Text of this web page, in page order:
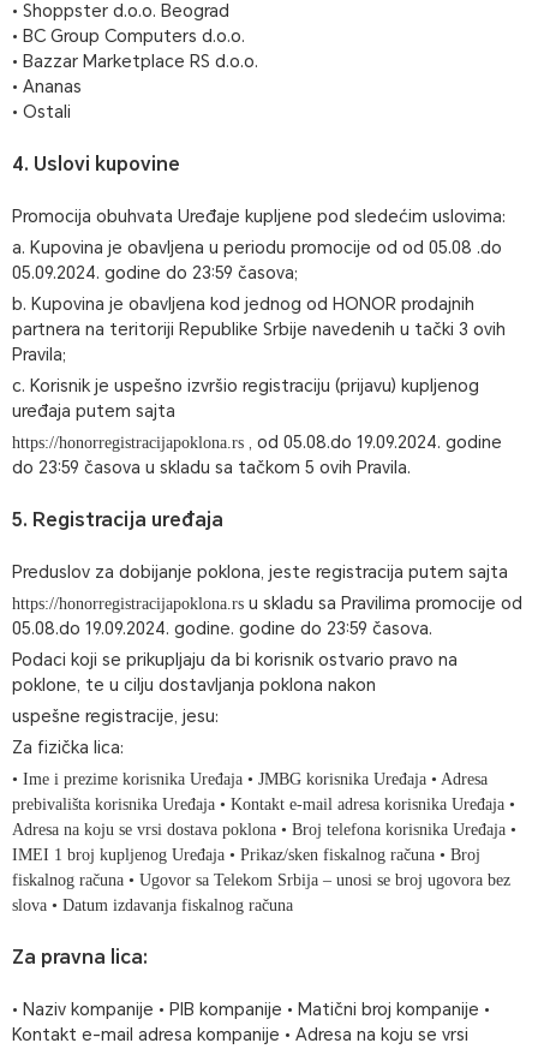
• Shoppster d.o.o. Beograd
• BC Group Computers d.o.o.
• Bazzar Marketplace RS d.o.o.
• Ananas
• Ostali
4. Uslovi kupovine
Promocija obuhvata Uređaje kupljene pod sledećim uslovima:
a. Kupovina je obavljena u periodu promocije od od 05.08 .do
05.09.2024. godine do 23:59 časova;
b. Kupovina je obavljena kod jednog od HONOR prodajnih
partnera na teritoriji Republike Srbije navedenih u tački 3 ovih
Pravila;
c. Korisnik je uspešno izvršio registraciju (prijavu) kupljenog
uređaja putem sajta
https://honorregistracijapoklona.rs , od 05.08.do 19.09.2024. godine
do 23:59 časova u skladu sa tačkom 5 ovih Pravila.
5. Registracija uređaja
Preduslov za dobijanje poklona, jeste registracija putem sajta
https://honorregistracijapoklona.rs u skladu sa Pravilima promocije od
05.08.do 19.09.2024. godine. godine do 23:59 časova.
Podaci koji se prikupljaju da bi korisnik ostvario pravo na
poklone, te u cilju dostavljanja poklona nakon
uspešne registracije, jesu:
Za fizička lica:
• Ime i prezime korisnika Uređaja • JMBG korisnika Uređaja • Adresa
prebivališta korisnika Uređaja • Kontakt e-mail adresa korisnika Uređaja •
Adresa na koju se vrsi dostava poklona • Broj telefona korisnika Uređaja •
IMEI 1 broj kupljenog Uređaja • Prikaz/sken fiskalnog računa • Broj
fiskalnog računa • Ugovor sa Telekom Srbija – unosi se broj ugovora bez
slova • Datum izdavanja fiskalnog računa
Za pravna lica:
• Naziv kompanije • PIB kompanije • Matični broj kompanije •
Kontakt e-mail adresa kompanije • Adresa na koju se vrsi